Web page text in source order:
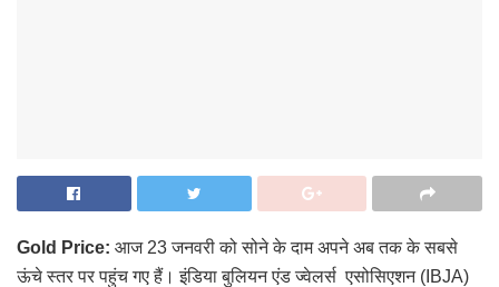
Gold Price: आज 23 जनवरी को सोने के दाम अपने अब तक के सबसे
ऊंचे स्तर पर पहुंच गए हैं। इंडिया बुलियन एंड ज्वेलर्स एसोसिएशन (IBJA)